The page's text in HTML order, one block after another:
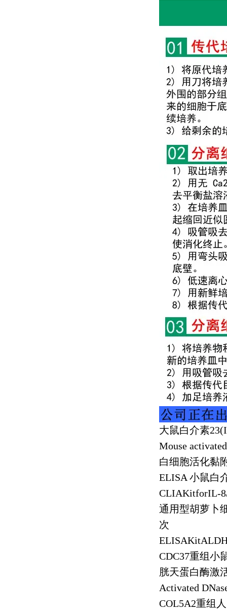
大鼠白介素
Mouse
白细胞活化黏
ELISA 小鼠白
CLIAKitforIL-
通用型胡萝卜
次
CDC37重组小
胱天蛋白酶激
Activated
COL5A2重组人